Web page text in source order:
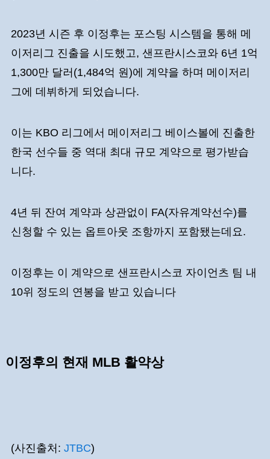
2023년 시즌 후 이정후는 포스팅 시스템을 통해 메
이저리그 진출을 시도했고, 샌프란시스코와 6년 1억
1,300만 달러(1,484억 원)에 계약을 하며 메이저리
그에 데뷔하게 되었습니다.
이는 KBO 리그에서 메이저리그 베이스볼에 진출한
한국 선수들 중 역대 최대 규모 계약으로 평가받습
니다.
4년 뒤 잔여 계약과 상관없이 FA(자유계약선수)를
신청할 수 있는 옵트아웃 조항까지 포함됐는데요.
이정후는 이 계약으로 샌프란시스코 자이언츠 팀 내
10위 정도의 연봉을 받고 있습니다
이정후의 현재 MLB 활약상
(사진출처: JTBC)